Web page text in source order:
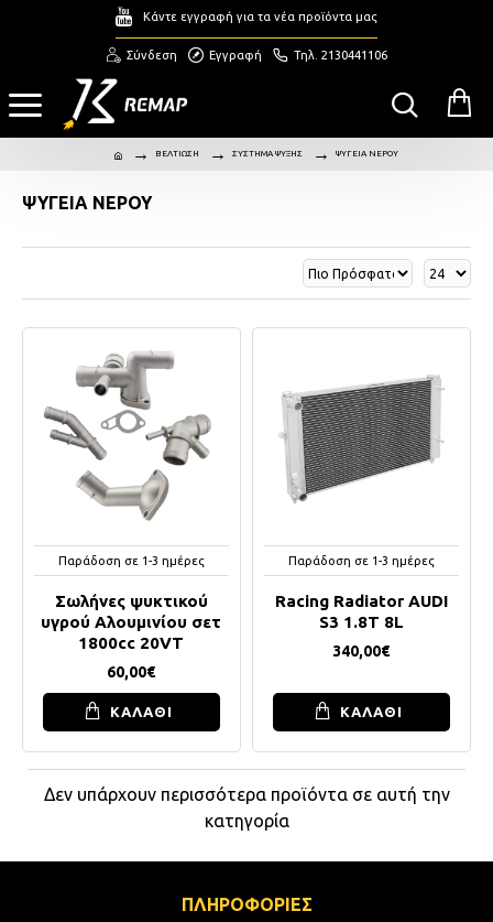
Κάντε εγγραφή για τα νέα προϊόντα μας
Σύνδεση Εγγραφή Τηλ. 2130441106
ΒΕΛΤΙΩΣΗ ΣΥΣΤΗΜΑ ΨΥΞΗΣ ΨΥΓΕΙΑ ΝΕΡΟΥ
ΨΥΓΕΙΑ ΝΕΡΟΥ
Παράδοση σε 1-3 ημέρες
Σωλήνες ψυκτικού
υγρού Αλουμινίου σετ
1800cc 20VT
60,00€
ΚΑΛΑΘΙ
Παράδοση σε 1-3 ημέρες
Racing Radiator AUDI
S3 1.8T 8L
340,00€
ΚΑΛΑΘΙ
Δεν υπάρχουν περισσότερα προϊόντα σε αυτή την
κατηγορία
ΠΛΗΡΟΦΟΡΙΕΣ